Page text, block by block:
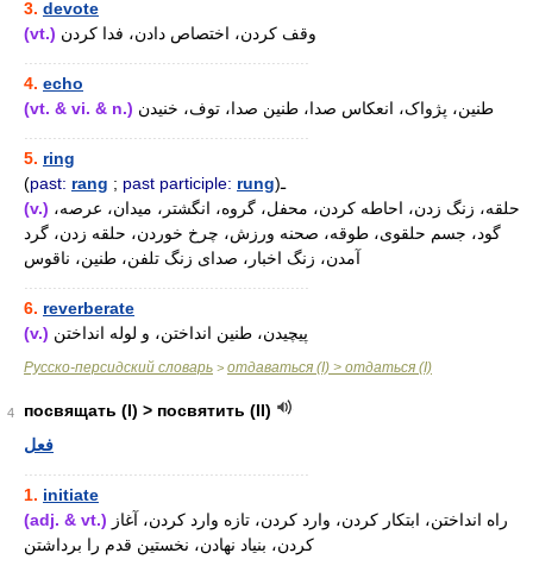
3. devote
(vt.) وقف کردن، اختصاص دادن، فدا کردن
4. echo
(vt. & vi. & n.) طنین، پژواک، انعکاس صدا، طنین صدا، توف، خنیدن
5. ring
(past: rang ; past participle: rung )ـ
(v.)
گود، جسم حلقوی، طوقه، صحنه ورزش، چرخ خوردن، حلقه زدن، گرد
آمدن، زنگ اخبار، صدای زنگ تلفن، طنین، ناقوس
6. reverberate
(v.) پیچیدن، طنین انداختن، و لوله انداختن
Русско-персидский словарь > отдаваться (I) > отдаться (I)
4
посвящать (I) > посвятить (II)
فعل
1. initiate
(adj. & vt.)
کردن، بنیاد نهادن، نخستین قدم را برداشتن